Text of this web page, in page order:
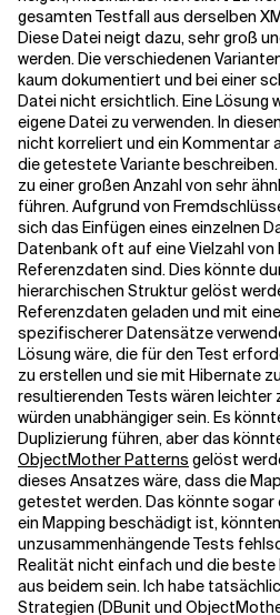
gesamten Testfall aus derselben
Diese Datei neigt dazu, sehr groß
werden. Die verschiedenen
kaum dokumentiert und bei einer
Datei nicht ersichtlich. Eine Lösung
eigene Datei zu verwenden. In
nicht korreliert und ein Kommentar
die getestete Variante
zu einer großen Anzahl von sehr
führen. Aufgrund von
sich das Einfügen eines einzelnen
Datenbank oft auf eine Vielzahl
Referenzdaten sind. Dies könnte
hierarchischen Struktur gelöst
Referenzdaten geladen und mit
spezifischerer Datensätze
Lösung wäre, die für den Test
zu erstellen und sie mit Hibernate
resultierenden Tests wären leichter
würden unabhängiger sein. Es
Duplizierung führen, aber das
ObjectMother Patterns gelöst
dieses Ansatzes wäre, dass die
getestet werden. Das könnte sogar
ein Mapping beschädigt ist,
unzusammenhängende Tests
Realität nicht einfach und die beste
aus beidem sein. Ich habe
Strategien (DBunit und